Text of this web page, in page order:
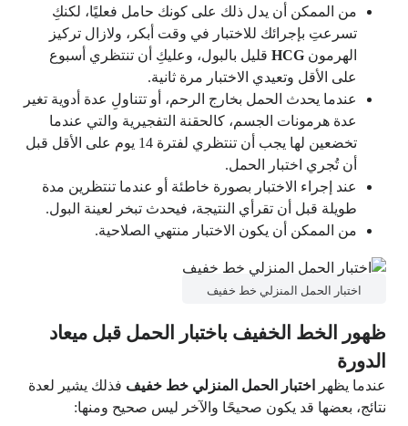
من الممكن أن يدل ذلك على كونك حامل فعليًا، لكنكِ
تسرعتِ بإجرائك للاختبار في وقت أبكر، ولازال تركيز
الهرمون HCG قليل بالبول، وعليكِ أن تنتظري أسبوع
على الأقل وتعيدي الاختبار مرة ثانية.
عندما يحدث الحمل بخارج الرحم، أو تتناولِ عدة أدوية تغير
عدة هرمونات الجسم، كالحقنة التفجيرية والتي عندما
تخضعين لها يجب أن تنتظري لفترة 14 يوم على الأقل قبل
أن تُجري اختبار الحمل.
عند إجراء الاختبار بصورة خاطئة أو عندما تنتظرين مدة
طويلة قبل أن تقرأي النتيجة، فيحدث تبخر لعينة البول.
من الممكن أن يكون الاختبار منتهي الصلاحية.
اختبار الحمل المنزلي خط خفيف
ظهور الخط الخفيف باختبار الحمل قبل ميعاد
الدورة
عندما يظهر اختبار الحمل المنزلي خط خفيف فذلك يشير لعدة
نتائج، بعضها قد يكون صحيحًا والآخر ليس صحيح ومنها: